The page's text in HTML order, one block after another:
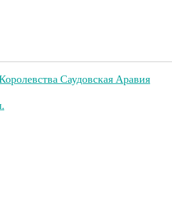
Саудовская Аравия